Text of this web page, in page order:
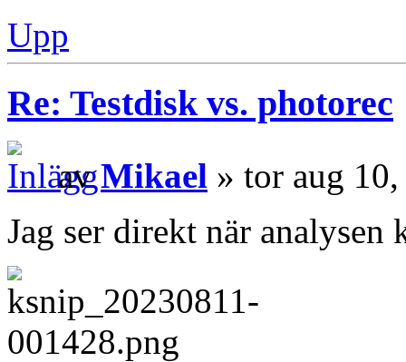
Upp
Re: Testdisk vs. photorec
avMikael » tor aug
Jag ser direkt när analysen